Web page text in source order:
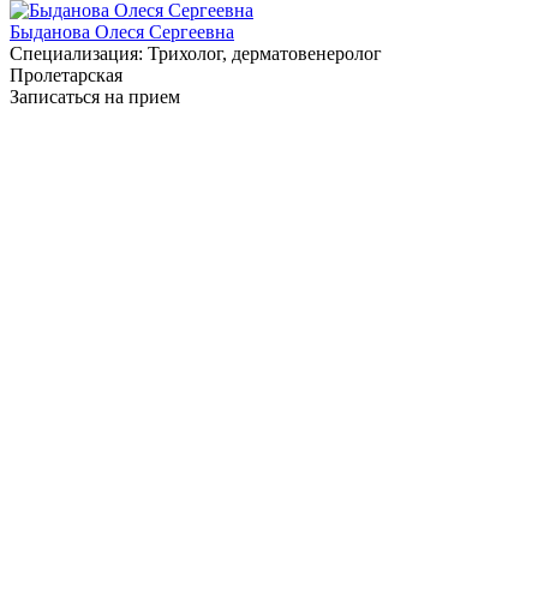
Быданова Олеся Сергеевна
Специализация: Трихолог, дерматовенеролог
Пролетарская
Записаться на прием